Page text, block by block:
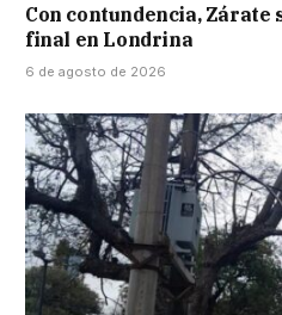
Con contundencia, Zárate
final en Londrina
6 de agosto de 2026